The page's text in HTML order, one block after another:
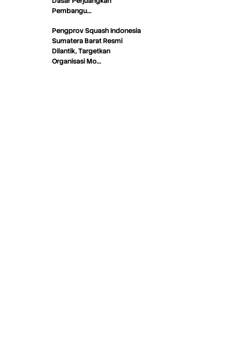
Pembangu…
Pengprov Squash Indonesia
Sumatera Barat Resmi
Dilantik, Targetkan
Organisasi Mo…